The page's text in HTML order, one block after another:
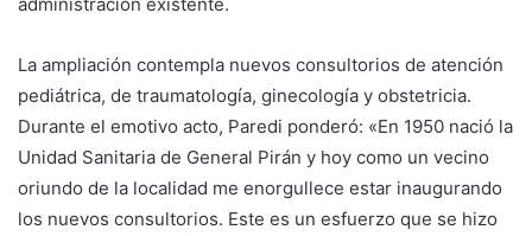
La ampliación contempla nuevos consultorios de atención
pediátrica, de traumatología, ginecología y obstetricia.
Durante el emotivo acto, Paredi ponderó: «En 1950 nació la
Unidad Sanitaria de General Pirán y hoy como un vecino
oriundo de la localidad me enorgullece estar inaugurando
los nuevos consultorios. Este es un esfuerzo que se hizo